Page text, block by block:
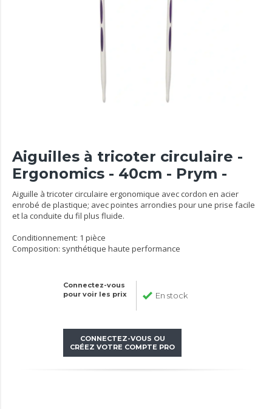
Aiguilles à tricoter circulaire -
Ergonomics - 40cm - Prym -
Aiguille à tricoter circulaire ergonomique avec cordon en acier
enrobé de plastique; avec pointes arrondies pour une prise facile
et la conduite du fil plus fluide.
Conditionnement: 1 pièce
Composition: synthétique haute performance
Connectez-vous
pour voir les prix
En stock
CONNECTEZ-VOUS OU
CRÉEZ VOTRE COMPTE PRO